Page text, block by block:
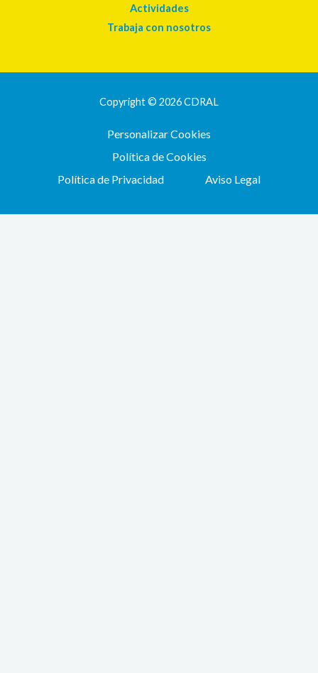
Actividades
Trabaja con nosotros
Copyright © 2026 CDRAL
Personalizar Cookies
Política de Cookies
Política de Privacidad
Aviso Legal